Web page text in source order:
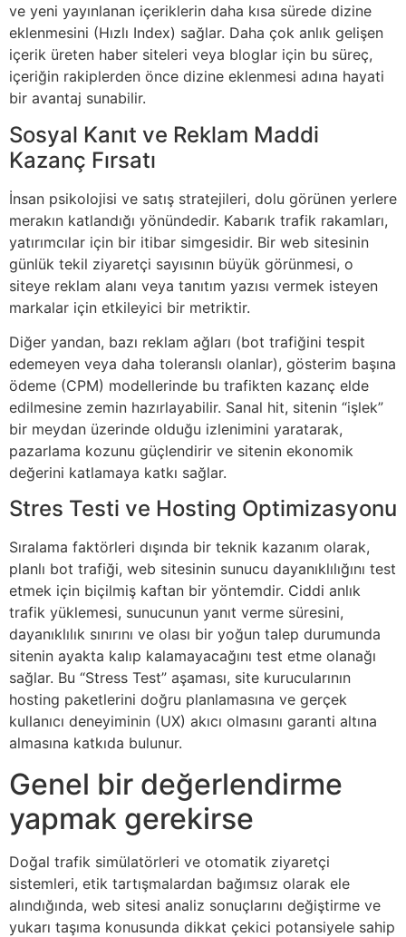
ve yeni yayınlanan içeriklerin daha kısa sürede dizine
eklenmesini (Hızlı Index) sağlar. Daha çok anlık gelişen
içerik üreten haber siteleri veya bloglar için bu süreç,
içeriğin rakiplerden önce dizine eklenmesi adına hayati
bir avantaj sunabilir.
Sosyal Kanıt ve Reklam Maddi
Kazanç Fırsatı
İnsan psikolojisi ve satış stratejileri, dolu görünen yerlere
merakın katlandığı yönündedir. Kabarık trafik rakamları,
yatırımcılar için bir itibar simgesidir. Bir web sitesinin
günlük tekil ziyaretçi sayısının büyük görünmesi, o
siteye reklam alanı veya tanıtım yazısı vermek isteyen
markalar için etkileyici bir metriktir.
Diğer yandan, bazı reklam ağları (bot trafiğini tespit
edemeyen veya daha toleranslı olanlar), gösterim başına
ödeme (CPM) modellerinde bu trafikten kazanç elde
edilmesine zemin hazırlayabilir. Sanal hit, sitenin “işlek”
bir meydan üzerinde olduğu izlenimini yaratarak,
pazarlama kozunu güçlendirir ve sitenin ekonomik
değerini katlamaya katkı sağlar.
Stres Testi ve Hosting Optimizasyonu
Sıralama faktörleri dışında bir teknik kazanım olarak,
planlı bot trafiği, web sitesinin sunucu dayanıklılığını test
etmek için biçilmiş kaftan bir yöntemdir. Ciddi anlık
trafik yüklemesi, sunucunun yanıt verme süresini,
dayanıklılık sınırını ve olası bir yoğun talep durumunda
sitenin ayakta kalıp kalamayacağını test etme olanağı
sağlar. Bu “Stress Test” aşaması, site kurucularının
hosting paketlerini doğru planlamasına ve gerçek
kullanıcı deneyiminin (UX) akıcı olmasını garanti altına
almasına katkıda bulunur.
Genel bir değerlendirme
yapmak gerekirse
Doğal trafik simülatörleri ve otomatik ziyaretçi
sistemleri, etik tartışmalardan bağımsız olarak ele
alındığında, web sitesi analiz sonuçlarını değiştirme ve
yukarı taşıma konusunda dikkat çekici potansiyele sahip